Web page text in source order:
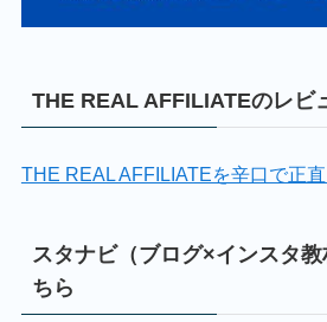
THE REAL AFFILIATEのレビ
THE REAL AFFILIATEを辛口で正
スタナビ（ブログ×インスタ
ちら